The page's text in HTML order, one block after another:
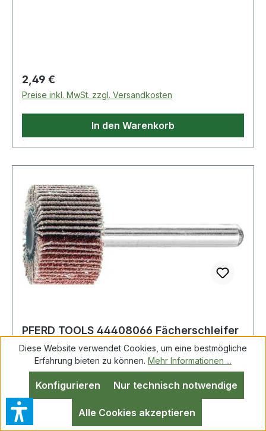
Regulärer Preis:
2,49 €
Preise inkl. MwSt. zzgl. Versandkosten
In den Warenkorb
PFERD TOOLS 44408066 Fächerschleifer
Ø40xH20mm Körnung 60 Korund Schaft-
Ø 6 mm
Fächerschleifer Ø40xH20mm K.60 Korund
Schaft-D.6mm PFERD Korund A · mit Lamellen
aus Schleifmittel auf Unterlage · für den
Diese Website verwendet Cookies, um eine bestmögliche
Erfahrung bieten zu können. Mehr Informationen ...
Nur technisch notwendige
Konfigurieren
Alle Cookies akzeptieren